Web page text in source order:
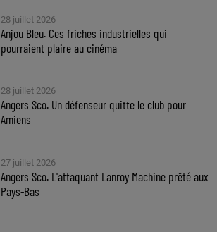
28 juillet 2026
Anjou Bleu. Ces friches industrielles qui
pourraient plaire au cinéma
28 juillet 2026
Angers Sco. Un défenseur quitte le club pour
Amiens
27 juillet 2026
Angers Sco. L'attaquant Lanroy Machine prêté aux
Pays-Bas